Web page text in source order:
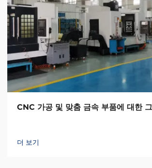
CNC 가공 및 맞춤 금속 부품에 대한
더 보기